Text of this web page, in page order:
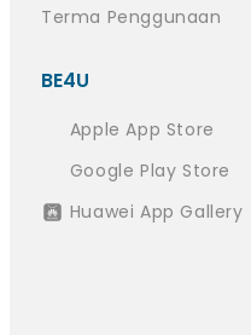
Terma Penggunaan
BE4U
Apple App Store
Google Play Store
Huawei App Gallery